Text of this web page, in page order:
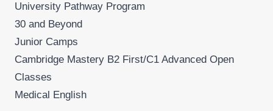
University Pathway Program
30 and Beyond
Junior Camps
Cambridge Mastery B2 First/C1 Advanced Open
Classes
Medical English